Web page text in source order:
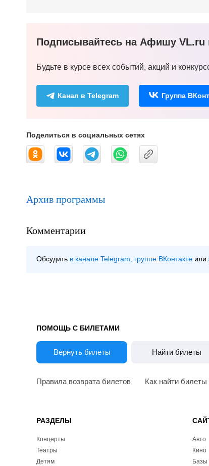
Подписывайтесь на Афишу VL.ru
Будьте в курсе всех событий, акций и
Канал в Telegram Группа
Поделиться в социальных сетях
Архив программы
Комментарии
Обсудить в канале Telegram группе ВКонтакте
ПОМОЩЬ С БИЛЕТАМИ
Вернуть билеты Найти билеты
Правила возврата билетов Как найти билеты
РАЗДЕЛЫ
Концерты
Театры
Детям
Авто
Кино
Базы